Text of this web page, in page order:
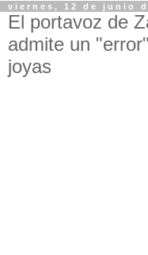
viernes, 12 de junio
El portavoz de
admite un
joyas